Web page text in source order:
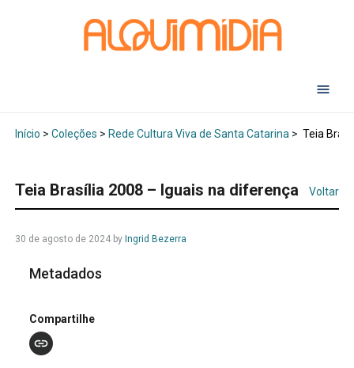
Início > Coleções > Rede Cultura Viva de Santa Catarina> Teia
Teia Brasília 2008 – Iguais na diferença Voltar
30 de agosto de 2024by Ingrid Bezerra
Metadados
Compartilhe